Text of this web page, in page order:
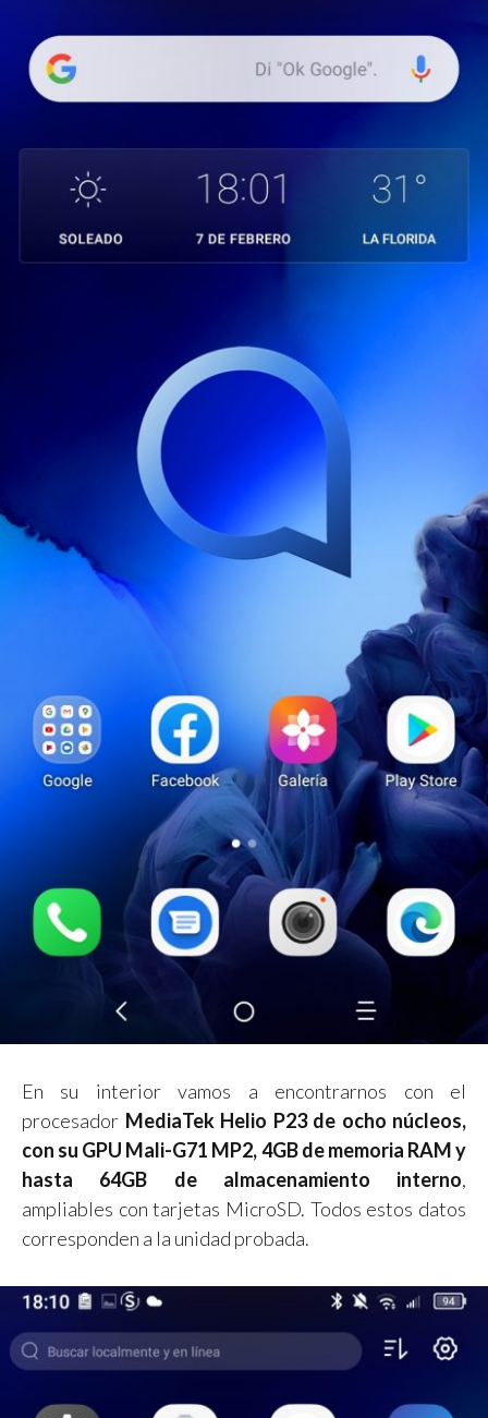
En su interior vamos a encontrarnos con el
procesador MediaTek Helio P23 de ocho núcleos,
con su GPU Mali-G71 MP2, 4GB de memoria RAM y
hasta 64GB de almacenamiento interno,
ampliables con tarjetas MicroSD. Todos estos datos
corresponden a la unidad probada.